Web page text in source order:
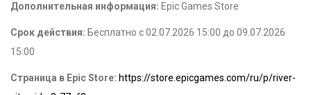
Дополнительная информация: Epic Games Store
Срок действия: Бесплатно с 02.07.2026 15:00 до 09.07.2026
15:00
Страница в Epic Store: https://store.epicgames.com/ru/p/river-